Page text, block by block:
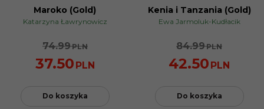
Maroko (Gold)
Katarzyna Ławrynowicz
74.99PLN
37.50 PLN
Do koszyka
Kenia i Tanzania (Gold)
Ewa Jarmoluk-Kudłacik
84.99PLN
42.50 PLN
Do koszyka